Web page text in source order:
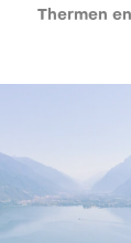
Thermen